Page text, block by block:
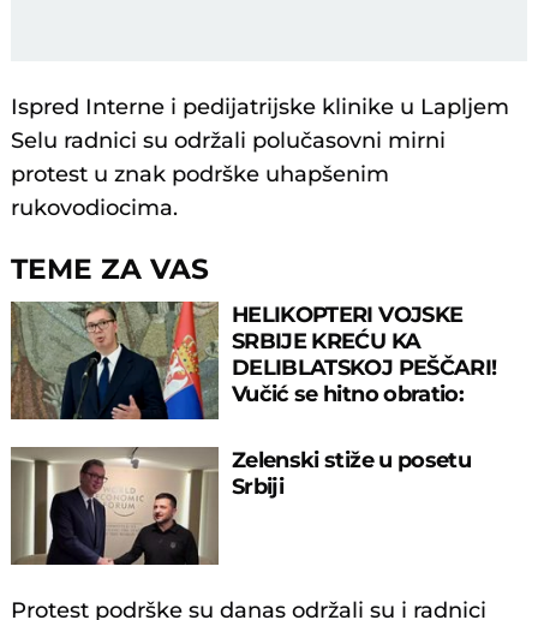
Ispred Interne i pedijatrijske klinike u Lapljem
Selu radnici su održali polučasovni mirni
protest u znak podrške uhapšenim
rukovodiocima.
TEME ZA VAS
HELIKOPTERI VOJSKE
SRBIJE KREĆU KA
DELIBLATSKOJ PEŠČARI!
Vučić se hitno obratio:
mesta
Zelenski stiže u posetu
Srbiji
Protest podrške su danas održali su i radnici